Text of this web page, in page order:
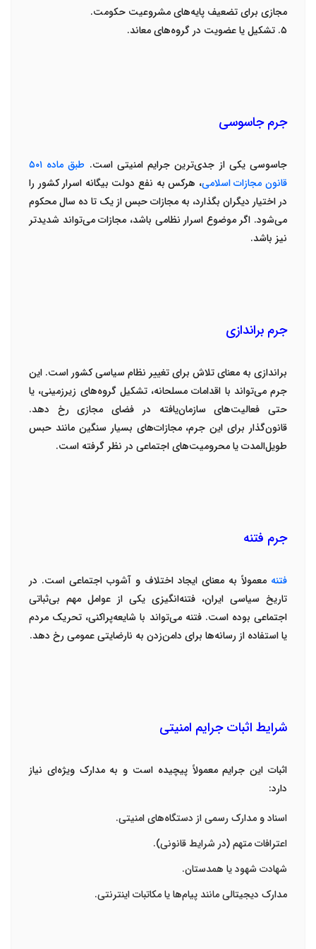
مجازی برای تضعیف پایه‌های مشروعیت حکومت.
۵. تشکیل یا عضویت در گروه‌های معاند.
جرم جاسوسی
جاسوسییکی از جدی‌ترین جرایم امنیتی است. طبق ماده ۵۰۱
قانون مجازات اسلامی، هرکس به نفع دولت بیگانه اسرار کشور را
در اختیار دیگران بگذارد، به مجازاتحبس از یک تا ده سالمحکوم
می‌شود. اگر موضوع اسرار نظامی باشد، مجازات می‌تواند شدیدتر
نیز باشد.
جرم براندازی
براندازی به معنای تلاش برای تغییر نظام سیاسی کشور است. این
جرم می‌تواند با اقدامات مسلحانه، تشکیل گروه‌های زیرزمینی، یا
حتی فعالیت‌های سازمان‌یافته در فضای مجازی رخ دهد.
قانون‌گذار برای این جرم، مجازات‌های بسیار سنگین مانند حبس
طویل‌المدت یا محرومیت‌های اجتماعی در نظر گرفته است.
جرم فتنه
فتنه معمولاً به معنای ایجاد اختلاف و آشوب اجتماعی است. در
تاریخ سیاسی ایران، فتنه‌انگیزی یکی از عوامل مهم بی‌ثباتی
اجتماعی بوده است. فتنه می‌تواند با شایعه‌پراکنی، تحریک مردم
یا استفاده از رسانه‌ها برای دامن‌زدن به نارضایتی عمومی رخ دهد.
شرایط اثبات جرایم امنیتی
اثبات این جرایم معمولاً پیچیده است و به مدارک ویژه‌ای نیاز
دارد:
اسناد و مدارک رسمی از دستگاه‌های امنیتی.
اعترافات متهم (در شرایط قانونی).
شهادت شهود یا همدستان.
مدارک دیجیتالی مانند پیام‌ها یا مکاتبات اینترنتی.